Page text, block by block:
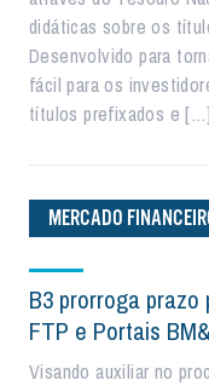
didáticas sobre os
Desenvolvido para
fácil para os
títulos prefixados e […]
MERCADO
B3 prorroga
FTP e Portais
Visando auxiliar no